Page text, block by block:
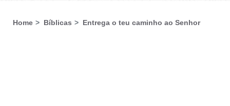
Home Bíblicas Entrega o teu caminho ao Senhor